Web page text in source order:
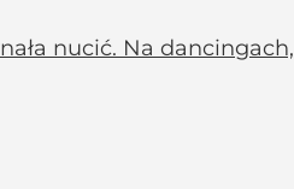
nucić. Na dancingach,